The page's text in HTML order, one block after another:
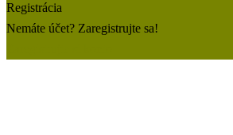
Registrácia
Nemáte účet? Zaregistrujte sa!